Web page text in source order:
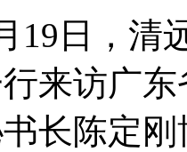
日，清
来访广
长陈定